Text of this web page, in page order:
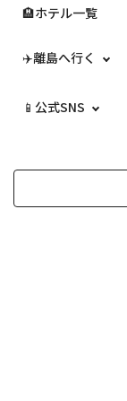
🏨ホテル一覧
✈️離島へ行く
📱公式SNS